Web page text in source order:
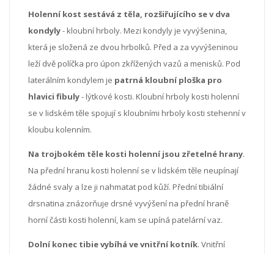
Holenní kost sestává z těla, rozšiřujícího se v dva
kondyly- kloubní hrboly. Mezi kondyly je vyvýšenina,
která je složená ze dvou hrbolků. Před a za vyvýšeninou
leží dvě políčka pro úpon zkřížených vazů a menisků. Pod
laterálním kondylem je patrná kloubní ploška pro
hlavici fibuly- lýtkové kosti. Kloubní hrboly kosti holenní
se v lidském těle spojují s kloubními hrboly kosti stehenní v
kloubu kolenním.
Na trojbokém těle kosti holenní jsou zřetelné hrany.
Na přední hranu kosti holenní se v lidském těle neupínají
žádné svaly a lze ji nahmatat pod kůží. Přední tibiální
drsnatina znázorňuje drsné vyvýšení na přední hraně
horní části kosti holenní, kam se upíná patelární vaz.
Dolní konec tibie vybíhá ve vnitřní kotník. Vnitřní